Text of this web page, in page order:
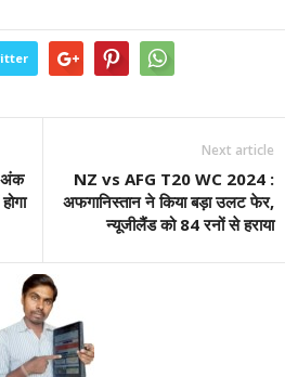
Next article
NZ vs AFG T20 WC 2024 :
अफगानिस्तान ने किया बड़ा उलट फेर,
न्यूजीलैंड को 84 रनों से हराया